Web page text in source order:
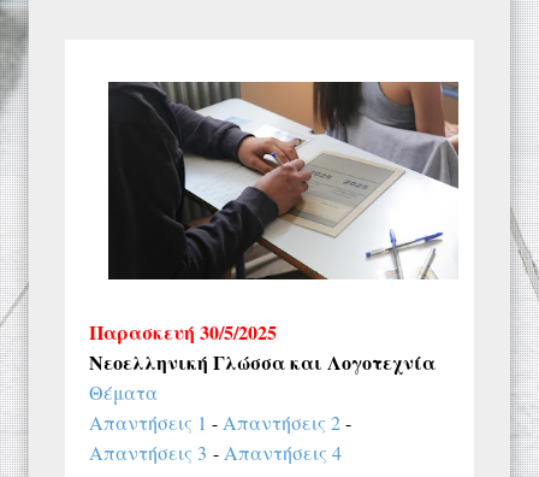
Παρασκευή 30/5/2025
Νεοελληνική Γλώσσα και Λογοτεχνία
Θέματα
Απαντήσεις 1 - Απαντήσεις 2-
Απαντήσεις 3 - Απαντήσεις 4